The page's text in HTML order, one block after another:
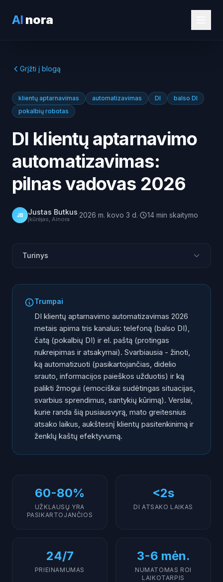
AI nora
Grįžti į blogą
klientų aptarnavimas automatizavimas DI
balso DI
pokalbių robotas
DI klientų aptarnavimo
automatizavimas:
pilnas vadovas 2026
JB Justas Butkus
Įkūrėjas, Ainora ·2026 m. kovo 3 d.· 14 min skaitymo
Turinys
Trys DI klientų aptarnavimo kanalai
Diegimo sistema
Sėkmės matavimas: svarbūs KPI
Dažniausios klaidos
Pradėkite
Trumpai
DI klientų aptarnavimo automatizavimas 2026
metais apima tris kanalus: telefoną (balso DI),
čatą (pokalbių DI) ir el. paštą (protingas
nukreipimas ir atsakymai). Svarbiausia - žinoti,
ką automatizuoti (pasikartojančias, didelio
srauto, informacijos paieškos užduotis) ir ką
palikti žmogui (emociškai sudėtingas situacijas,
svarbius sprendimus, santykių kūrimą). Verslai,
kurie randa šią pusiausvyrą, mato greitesnius
atsako laikus, aukštesnį klientų pasitenkinimą ir
ženklų kaštų efektyvumą.
60-80%
UŽKLAUSŲ YRA
PASIKARTOJANČIOS
<2s
DI ATSAKO LAIKAS
24/7
PRIEINAMUMAS
3-6 mėn.
NUMATOMAS ROI
LAIKOTARPIS